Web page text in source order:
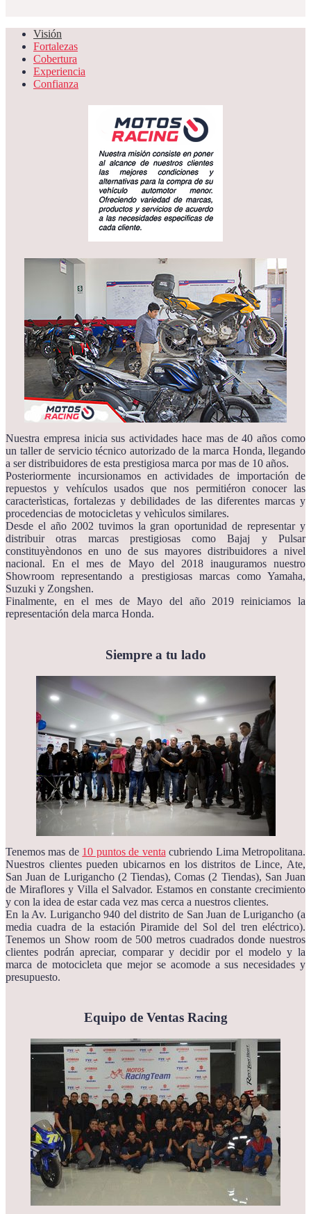
Visión
Fortalezas
Cobertura
Experiencia
Confianza
Nuestra empresa inicia sus actividades hace mas de 40 años como
un taller de servicio técnico autorizado de la marca Honda, llegando
a ser distribuidores de esta prestigiosa marca por mas de 10 años.
Posteriormente incursionamos en actividades de importación de
repuestos y vehículos usados que nos permitiéron conocer las
caracterìsticas, fortalezas y debilidades de las diferentes marcas y
procedencias de motocicletas y vehìculos similares.
Desde el año 2002 tuvimos la gran oportunidad de representar y
distribuir otras marcas prestigiosas como Bajaj y Pulsar
constituyèndonos en uno de sus mayores distribuidores a nivel
nacional. En el mes de Mayo del 2018 inauguramos nuestro
Showroom representando a prestigiosas marcas como Yamaha,
Suzuki y Zongshen.
Finalmente, en el mes de Mayo del año 2019 reiniciamos la
representación dela marca Honda.
Siempre a tu lado
Tenemos mas de 10 puntos de venta cubriendo Lima Metropolitana.
Nuestros clientes pueden ubicarnos en los distritos de Lince, Ate,
San Juan de Lurigancho (2 Tiendas), Comas (2 Tiendas), San Juan
de Miraflores y Villa el Salvador. Estamos en constante crecimiento
y con la idea de estar cada vez mas cerca a nuestros clientes.
En la Av. Lurigancho 940 del distrito de San Juan de Lurigancho (a
media cuadra de la estación Piramide del Sol del tren eléctrico).
Tenemos un Show room de 500 metros cuadrados donde nuestros
clientes podrán apreciar, comparar y decidir por el modelo y la
marca de motocicleta que mejor se acomode a sus necesidades y
presupuesto.
Equipo de Ventas Racing